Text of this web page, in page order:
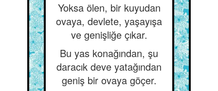
Yoksa ölen, bir kuyudan
ovaya, devlete, yaşayışa
ve genişliğe çıkar.
Bu yas konağından, şu
daracık deve yatağından
geniş bir ovaya göçer.